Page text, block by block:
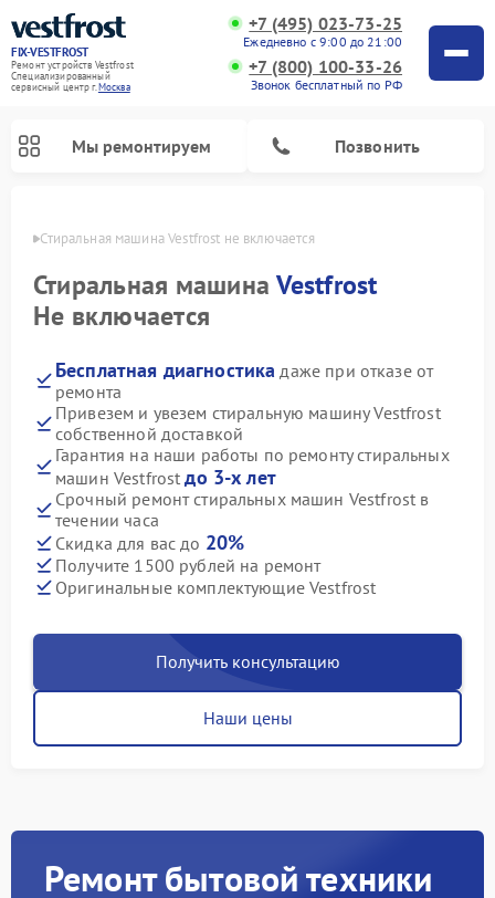
FIX-VESTFROST
Ремонт устройств Vestfrost
Специализированный
cервисный центр г.Москва
+7 (495) 023-73-25
Ежедневно с 9:00 до 21:00
+7 (800) 100-33-26
Звонок бесплатный по РФ
Мы ремонтируем Позвонить
Стиральная машина Vestfrost не включается
Стиральная машинаVestfrost
Не включается
Бесплатная диагностика даже при отказе от
ремонта
Привезем и увезем стиральную машину Vestfrost
собственной доставкой
Гарантия на наши работы по ремонту стиральных
машин Vestfrostдо 3-х лет
Срочный ремонт стиральных машин Vestfrost в
течении часа
Скидка для вас до 20%
Получите 1500 рублей на ремонт
Оригинальные комплектующие Vestfrost
Получить консультацию
Наши цены
Ремонт бытовой техники